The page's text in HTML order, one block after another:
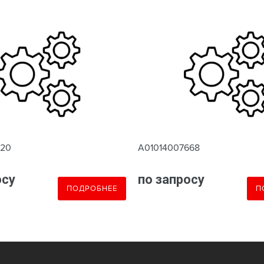
ПОДРОБНЕЕ
A01014007668
по запросу